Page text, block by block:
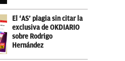
El ‘AS’ plagia sin citar la
exclusiva de OKDIARIO
sobre Rodrigo
Hernández